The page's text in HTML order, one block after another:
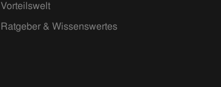
Vorteilswelt
Ratgeber & Wissenswertes